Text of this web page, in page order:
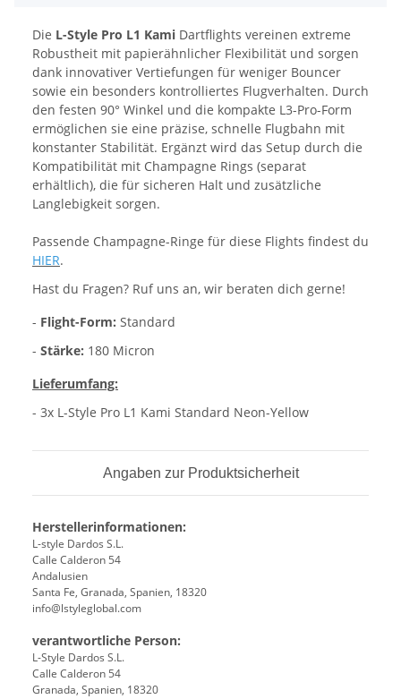
Die L-Style Pro L1 Kami Dartflights vereinen extreme
Robustheit mit papierähnlicher Flexibilität und sorgen
dank innovativer Vertiefungen für weniger Bouncer
sowie ein besonders kontrolliertes Flugverhalten. Durch
den festen 90° Winkel und die kompakte L3-Pro-Form
ermöglichen sie eine präzise, schnelle Flugbahn mit
konstanter Stabilität. Ergänzt wird das Setup durch die
Kompatibilität mit Champagne Rings (separat
erhältlich), die für sicheren Halt und zusätzliche
Langlebigkeit sorgen.
Passende Champagne-Ringe für diese Flights findest du
HIER.
Hast du Fragen? Ruf uns an, wir beraten dich gerne!
- Flight-Form: Standard
- Stärke: 180 Micron
Lieferumfang:
- 3x L-Style Pro L1 Kami Standard Neon-Yellow
Angaben zur Produktsicherheit
Herstellerinformationen:
L-style Dardos S.L.
Calle Calderon 54
Andalusien
Santa Fe, Granada, Spanien, 18320
info@lstyleglobal.com
verantwortliche Person:
L-Style Dardos S.L.
Calle Calderon 54
Granada, Spanien, 18320